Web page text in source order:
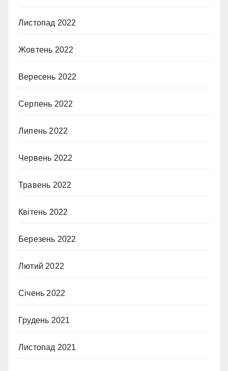
Листопад 2022
Жовтень 2022
Вересень 2022
Серпень 2022
Липень 2022
Червень 2022
Травень 2022
Квітень 2022
Березень 2022
Лютий 2022
Січень 2022
Грудень 2021
Листопад 2021